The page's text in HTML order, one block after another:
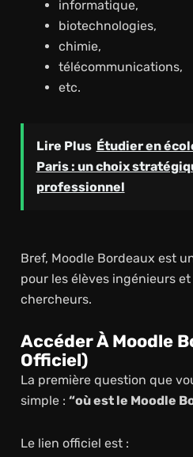
informatique,
biotechnologies,
chimie,
télécommunications,
etc.
Lire Plus Étudier en
Paris : un choix
professionnel
Bref, Moodle Bordeaux est
pour les élèves ingénieurs
chercheurs.
Accéder À Moodle
Officiel)
La première question que
simple : “où est le Moodle
Le lien officiel est :